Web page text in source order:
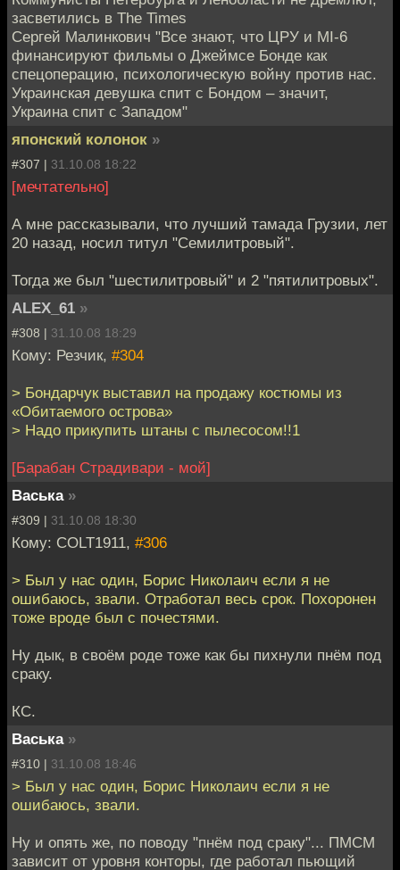
засветились в The Times
Сергей Малинкович "Все знают, что ЦРУ и MI-6
финансируют фильмы о Джеймсе Бонде как
спецоперацию, психологическую войну против нас.
Украинская девушка спит с Бондом – значит,
Украина спит с Западом"
японский колонок »
#307 | 31.10.08 18:22
[мечтательно]
А мне рассказывали, что лучший тамада Грузии, лет
20 назад, носил титул "Семилитровый".
Тогда же был "шестилитровый" и 2 "пятилитровых".
ALEX_61 »
#308 | 31.10.08 18:29
Кому: Резчик, #304
> Бондарчук выставил на продажу костюмы из
«Обитаемого острова»
> Надо прикупить штаны с пылесосом!!1
[Барабан Страдивари - мой]
Васька »
#309 | 31.10.08 18:30
Кому: COLT1911, #306
> Был у нас один, Борис Николаич если я не
ошибаюсь, звали. Отработал весь срок. Похоронен
тоже вроде был с почестями.
Ну дык, в своём роде тоже как бы пихнули пнём под
сраку.
КС.
Васька »
#310 | 31.10.08 18:46
> Был у нас один, Борис Николаич если я не
ошибаюсь, звали.
Ну и опять же, по поводу "пнём под сраку"... ПМСМ
зависит от уровня конторы, где работал пьющий